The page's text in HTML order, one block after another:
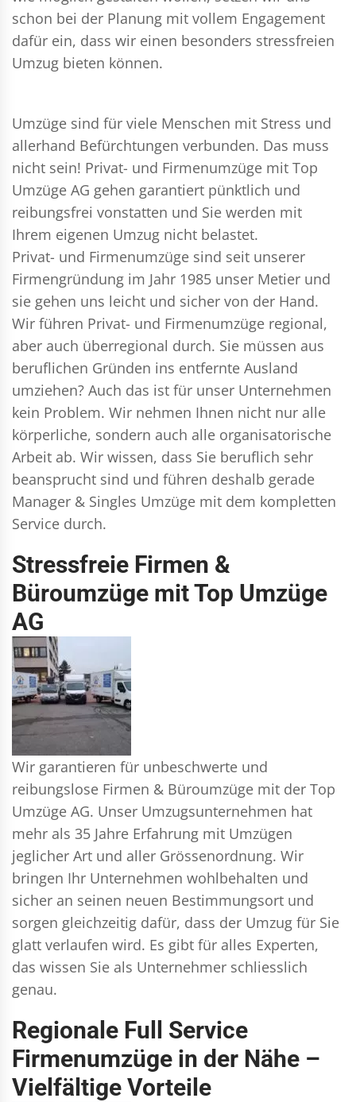
schon bei der Planung mit vollem Engagement
dafür ein, dass wir einen besonders stressfreien
Umzug bieten können.
Umzüge sind für viele Menschen mit Stress und
allerhand Befürchtungen verbunden. Das muss
nicht sein! Privat- und Firmenumzüge mit Top
Umzüge AG gehen garantiert pünktlich und
reibungsfrei vonstatten und Sie werden mit
Ihrem eigenen Umzug nicht belastet.
Privat- und Firmenumzüge sind seit unserer
Firmengründung im Jahr 1985 unser Metier und
sie gehen uns leicht und sicher von der Hand.
Wir führen Privat- und Firmenumzüge regional,
aber auch überregional durch. Sie müssen aus
beruflichen Gründen ins entfernte Ausland
umziehen? Auch das ist für unser Unternehmen
kein Problem. Wir nehmen Ihnen nicht nur alle
körperliche, sondern auch alle organisatorische
Arbeit ab. Wir wissen, dass Sie beruflich sehr
beansprucht sind und führen deshalb gerade
Manager & Singles Umzüge mit dem kompletten
Service durch.
Stressfreie Firmen &
Büroumzüge mit Top Umzüge
AG
Wir garantieren für unbeschwerte und
reibungslose Firmen & Büroumzüge mit der Top
Umzüge AG. Unser Umzugsunternehmen hat
mehr als 35 Jahre Erfahrung mit Umzügen
jeglicher Art und aller Grössenordnung. Wir
bringen Ihr Unternehmen wohlbehalten und
sicher an seinen neuen Bestimmungsort und
sorgen gleichzeitig dafür, dass der Umzug für Sie
glatt verlaufen wird. Es gibt für alles Experten,
das wissen Sie als Unternehmer schliesslich
genau.
Regionale Full Service
Firmenumzüge in der Nähe –
Vielfältige Vorteile